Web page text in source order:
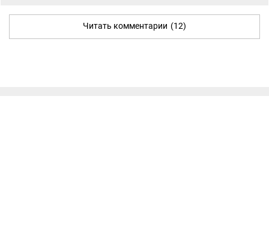
Читать комментарии (12)